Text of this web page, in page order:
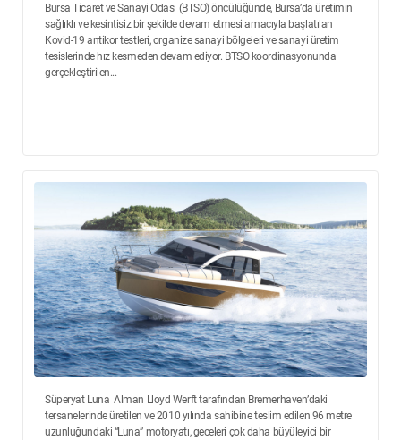
Bursa Ticaret ve Sanayi Odası (BTSO) öncülüğünde, Bursa’da üretimin
sağlıklı ve kesintisiz bir şekilde devam etmesi amacıyla başlatılan
Kovid-19 antikor testleri, organize sanayi bölgeleri ve sanayi üretim
tesislerinde hız kesmeden devam ediyor. BTSO koordinasyonunda
gerçekleştirilen...
Süperyat Luna Alman Lloyd Werft tarafından Bremerhaven’daki
tersanelerinde üretilen ve 2010 yılında sahibine teslim edilen 96 metre
uzunluğundaki “Luna” motoryatı, geceleri çok daha büyüleyici bir